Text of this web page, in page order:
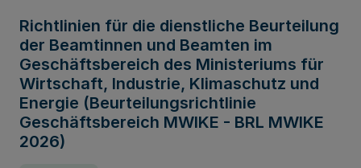
Richtlinien für die dienstliche Beurteilung
der Beamtinnen und Beamten im
Geschäftsbereich des Ministeriums für
Wirtschaft, Industrie, Klimaschutz und
Energie (Beurteilungsrichtlinie
Geschäftsbereich MWIKE - BRL MWIKE
2026)